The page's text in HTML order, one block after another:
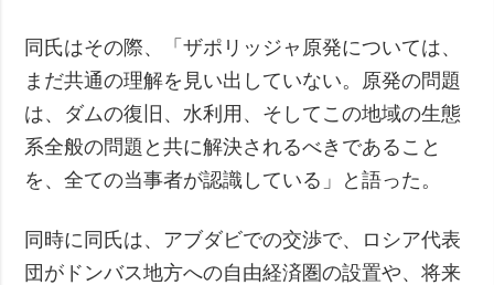
同氏はその際、「ザポリッジャ原発については、
まだ共通の理解を見い出していない。原発の問題
は、ダムの復旧、水利用、そしてこの地域の生態
系全般の問題と共に解決されるべきであること
を、全ての当事者が認識している」と語った。
同時に同氏は、アブダビでの交渉で、ロシア代表
団がドンバス地方への自由経済圏の設置や、将来